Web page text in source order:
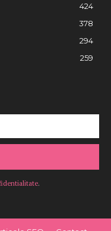
424
378
294
259
.